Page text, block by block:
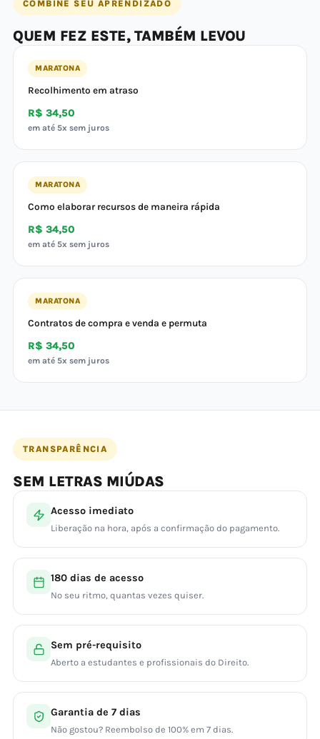
COMBINE SEU APRENDIZADO
QUEM FEZ ESTE, TAMBÉM LEVOU
MARATONA
Recolhimento em atraso
R$ 34,50
em até 5x sem juros
MARATONA
Como elaborar recursos de maneira rápida
R$ 34,50
em até 5x sem juros
MARATONA
Contratos de compra e venda e permuta
R$ 34,50
em até 5x sem juros
TRANSPARÊNCIA
SEM LETRAS MIÚDAS
Acesso imediato
Liberação na hora, após a confirmação do pagamento.
180 dias de acesso
No seu ritmo, quantas vezes quiser.
Sem pré-requisito
Aberto a estudantes e profissionais do Direito.
Garantia de 7 dias
Não gostou? Reembolso de 100% em 7 dias.